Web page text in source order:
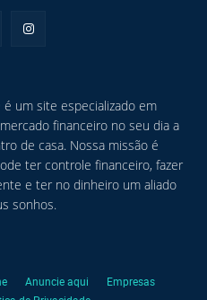
um site especializado em
financeiro no seu dia a
de casa. Nossa missão é
ter controle financeiro, fazer
e ter no dinheiro um aliado
sonhos.
Anuncie aqui
Empresas